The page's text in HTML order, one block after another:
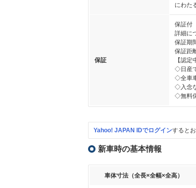
にわた
保証
保証付
詳細に
保証期
保証距
【認定
◇日産
◇全車
◇入念
◇無料
Yahoo! JAPAN IDでログインすると
新車時の基本情報
車体寸法（全長×全幅×全高）